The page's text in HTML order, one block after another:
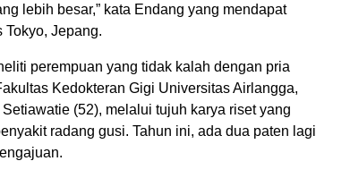
lebih besar,” kata Endang yang mendapat
Jepang.
perempuan yang tidak kalah dengan pria
Kedokteran Gigi Universitas Airlangga,
(52), melalui tujuh karya riset yang
radang gusi. Tahun ini, ada dua paten lagi